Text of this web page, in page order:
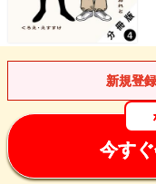
新規登
今す